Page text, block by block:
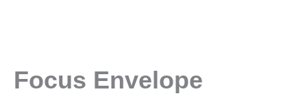
Focus Envelope